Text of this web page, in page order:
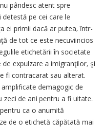
pândesc atent spre
pe cei care le
ei primii dacă ar putea, într-
de tot ce este necuviincios
etichetării în societate
expulzare a imigranţilor, şi
fi contracarat sau alterat.
demagogic de
zeci de ani pentru a fi uitate.
ca o anumită
de o etichetă căpătată mai